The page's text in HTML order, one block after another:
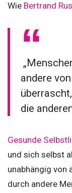
Wie Bertrand
andere
die
Gesunde
und sich selbst
unabhängig von
durch andere